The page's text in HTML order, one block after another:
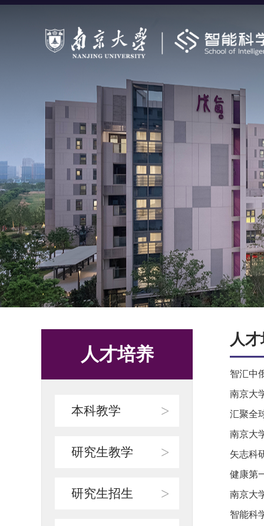
人才培养
本科教学 >
研究生教学 >
研究生招生 >
人
智汇中
南京大
汇聚全
南京大
矢志科
健康第
南京大
智能科